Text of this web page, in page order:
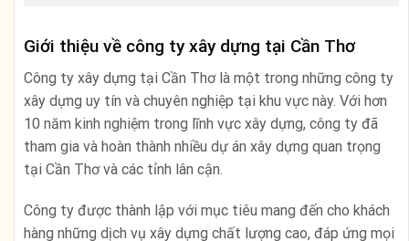
Giới thiệu về công ty xây dựng tại Cần Thơ
Công ty xây dựng tại Cần Thơ là một trong những công ty
xây dựng uy tín và chuyên nghiệp tại khu vực này. Với hơn
10 năm kinh nghiệm trong lĩnh vực xây dựng, công ty đã
tham gia và hoàn thành nhiều dự án xây dựng quan trọng
tại Cần Thơ và các tỉnh lân cận.
Công ty được thành lập với mục tiêu mang đến cho khách
hàng những dịch vụ xây dựng chất lượng cao, đáp ứng mọi